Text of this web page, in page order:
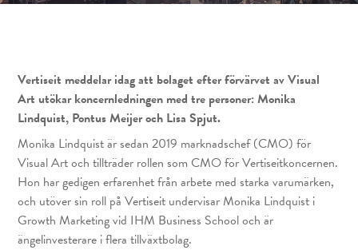
Vertiseit meddelar idag att bolaget efter förvärvet av Visual
Art utökar koncernledningen med tre personer: Monika
Lindquist, Pontus Meijer och Lisa Spjut.
Monika Lindquist är sedan 2019 marknadschef (CMO) för
Visual Art och tillträder rollen som CMO för Vertiseitkoncernen.
Hon har gedigen erfarenhet från arbete med starka varumärken,
och utöver sin roll på Vertiseit undervisar Monika Lindquist i
Growth Marketing vid IHM Business School och är
ängelinvesterare i flera tillväxtbolag.